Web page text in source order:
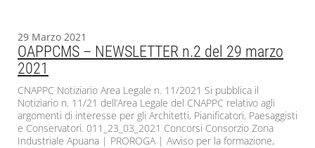
29 Marzo 2021
OAPPCMS – NEWSLETTER n.2 del 29 marzo
2021
CNAPPC Notiziario Area Legale n. 11/2021 Si pubblica il
Notiziario n. 11/21 dell’Area Legale del CNAPPC relativo agli
argomenti di interesse per gli Architetti, Pianificatori, Paesaggisti
e Conservatori. 011_23_03_2021 Concorsi Consorzio Zona
Industriale Apuana | PROROGA | Avviso per la formazione,